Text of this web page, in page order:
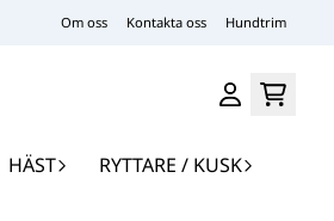
Om oss Kontakta oss Hundtrim
HÄST
RYTTARE / KUSK